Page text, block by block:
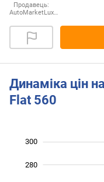
Продавець:
AutoMarketLux…
Динаміка цін
Flat 560
280
300